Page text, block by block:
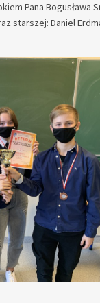
Pana
starszej: Daniel